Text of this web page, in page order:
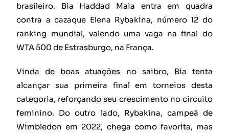
brasileiro. Bia Haddad Maia entra em quadra
contra a cazaque Elena Rybakina, número 12 do
ranking mundial, valendo uma vaga na final do
WTA 500 de Estrasburgo, na França.
Vinda de boas atuações no saibro, Bia tenta
alcançar sua primeira final em torneios desta
categoria, reforçando seu crescimento no circuito
feminino. Do outro lado, Rybakina, campeã de
Wimbledon em 2022, chega como favorita, mas